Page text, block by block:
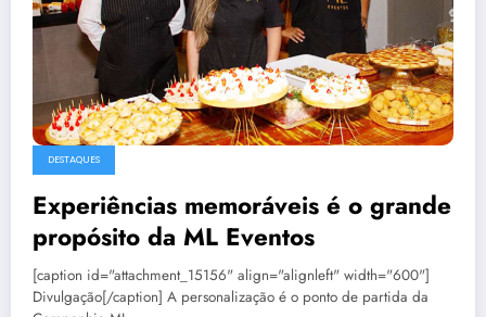
DESTAQUES
Experiências memoráveis é o grande
propósito da ML Eventos
[caption id="attachment_15156" align="alignleft" width="600"]
Divulgação[/caption] A personalização é o ponto de partida da